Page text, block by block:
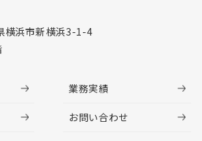
横浜市新横浜3-1-4
業務実績
お問い合わせ